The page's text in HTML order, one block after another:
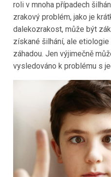
roli v mnoha případech
zrakový problém, jako je
dalekozrakost, může být
získané šilhání, ale
záhadou. Jen výjimečně
vysledováno k problému s